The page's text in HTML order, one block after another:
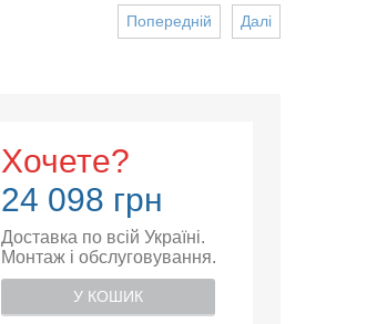
Далі
Попередній
Хочете?
24 098 грн
Доставка по всій Україні.
Монтаж і обслуговування.
У КОШИК